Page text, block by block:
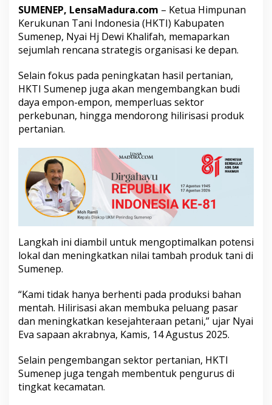
r
u
,
d
a
i
B
u
d
i
y
a
E
n
-
m
p
h
i
n
g
g
H
i
l
i
SUMENEP, LensaMadura.com – Ketua Himpunan
Kerukunan Tani Indonesia (HKTI) Kabupaten
Sumenep, Nyai Hj Dewi Khalifah, memaparkan
sejumlah rencana strategis organisasi ke depan.
Selain fokus pada peningkatan hasil pertanian,
HKTI Sumenep juga akan mengembangkan budi
daya empon-empon, memperluas sektor
perkebunan, hingga mendorong hilirisasi produk
pertanian.
Langkah ini diambil untuk mengoptimalkan potensi
lokal dan meningkatkan nilai tambah produk tani di
Sumenep.
“Kami tidak hanya berhenti pada produksi bahan
mentah. Hilirisasi akan membuka peluang pasar
dan meningkatkan kesejahteraan petani,” ujar Nyai
Eva sapaan akrabnya, Kamis, 14 Agustus 2025.
Selain pengembangan sektor pertanian, HKTI
Sumenep juga tengah membentuk pengurus di
tingkat kecamatan.